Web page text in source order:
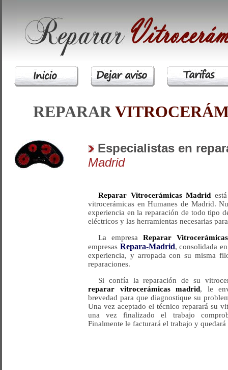
REPARAR
Especialistas en
Madrid
Reparar Vitrocerámicas Madrid
vitrocerámicas en Humanes de Madrid.
experiencia en la reparación de todo tipo
eléctricos y las herramientas necesarias
La empresa Reparar
empresas Repara-Madrid, consolidada
experiencia, y arropada con su misma
reparaciones.
Si confía la reparación de su
reparar vitrocerámicas madrid, le
brevedad para que diagnostique su
Una vez aceptado el técnico reparará su
una vez finalizado el trabajo
Finalmente le facturará el trabajo y